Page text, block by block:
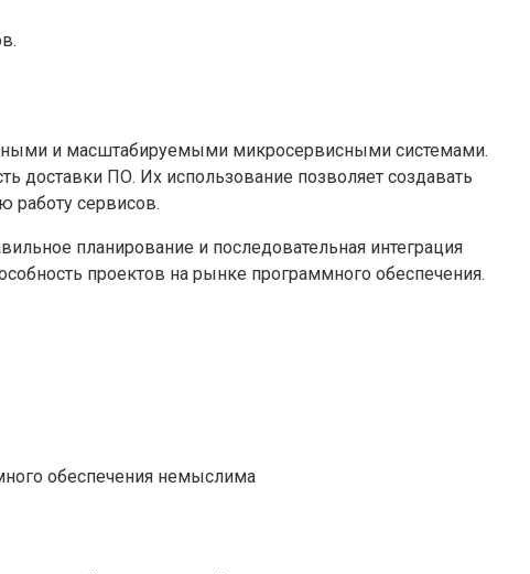
и масштабируемыми микросервисными системами.
доставки ПО. Их использование позволяет создавать
работу сервисов.
планирование и последовательная интеграция
проектов на рынке программного обеспечения.
обеспечения немыслима